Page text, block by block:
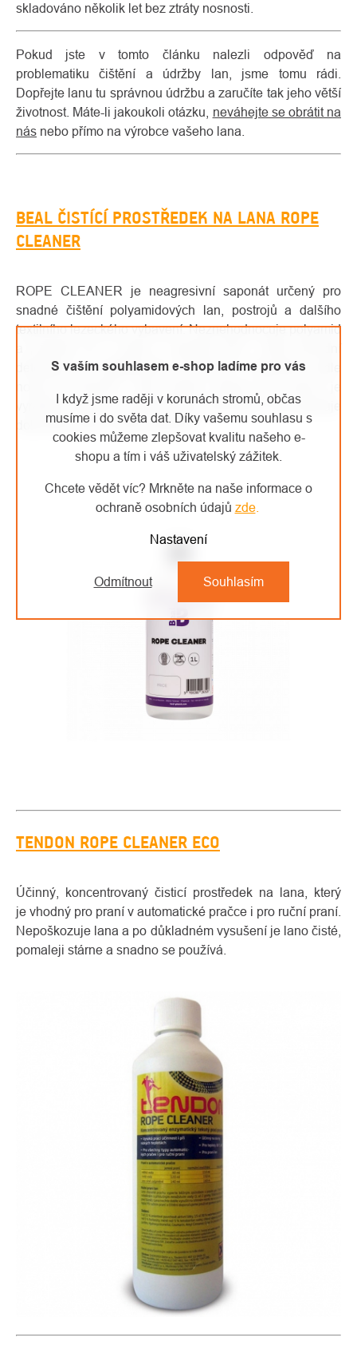
S vaším souhlasem e-shop ladíme pro vás
I když jsme raději v korunách stromů, občas
musíme i do světa dat. Díky vašemu souhlasu s
cookies můžeme zlepšovat kvalitu našeho e-
shopu a tím i váš uživatelský zážitek.
Chcete vědět víc? Mrkněte na naše informace o
ochraně osobních údajů zde.
Nastavení
Odmítnout Souhlasím
skladováno několik let bez ztráty nosnosti.
Pokud jste v tomto článku nalezli odpověď na
problematiku čištění a údržby lan, jsme tomu rádi.
Dopřejte lanu tu správnou údržbu a zaručíte tak jeho větší
životnost. Máte-li jakoukoli otázku, neváhejte se obrátit na
nás nebo přímo na výrobce vašeho lana.
BEAL ČISTÍCÍ PROSTŘEDEK NA LANA ROPE
CLEANER
ROPE CLEANER je neagresivní saponát určený pro
snadné čištění polyamidových lan, postrojů a dalšího
textilního lezeckého vybavení. Neznehodnocuje polyamid
detergent je certifikovaný ECOCERT Greenlife podle
vyráběno tradičním marseillským způsobem, což zajišťuje
dokonalou péči o vaše vybavení.
TENDON ROPE CLEANER ECO
Účinný, koncentrovaný čisticí prostředek na lana, který
je vhodný pro praní v automatické pračce i pro ruční praní.
Nepoškozuje lana a po důkladném vysušení je lano čisté,
pomaleji stárne a snadno se používá.